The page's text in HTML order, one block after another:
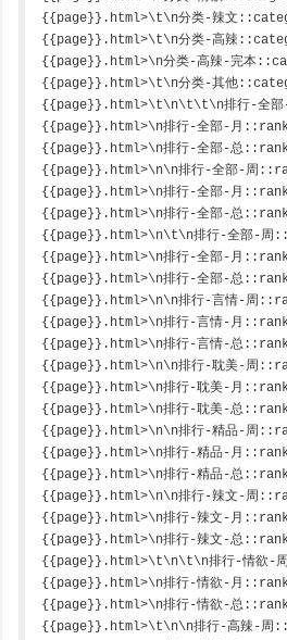
{{page}}.html>\t\n分类-辣文
{{page}}.html>\t\n分类-高辣
{{page}}.html>\n分类-高辣-完本
{{page}}.html>\t\n分类-其他
{{page}}.html>\t\n\t\t\n排行-全
{{page}}.html>\n排行-全部-月
{{page}}.html>\n排行-全部-总
{{page}}.html>\n\n排行-全部-周
{{page}}.html>\n排行-全部-月
{{page}}.html>\n排行-全部-总
{{page}}.html>\n\t\n排行-全部-
{{page}}.html>\n排行-全部-月
{{page}}.html>\n排行-全部-总
{{page}}.html>\n\n排行-言情-周
{{page}}.html>\n排行-言情-月
{{page}}.html>\n排行-言情-总
{{page}}.html>\n\n排行-耽美-周
{{page}}.html>\n排行-耽美-月
{{page}}.html>\n排行-耽美-总
{{page}}.html>\n\n排行-精品-周
{{page}}.html>\n排行-精品-月
{{page}}.html>\n排行-精品-总
{{page}}.html>\n\n排行-辣文-周
{{page}}.html>\n排行-辣文-月
{{page}}.html>\n排行-辣文-总
{{page}}.html>\t\n\t\n排行-情欲-
{{page}}.html>\n排行-情欲-月
{{page}}.html>\n排行-情欲-总
{{page}}.html>\t\n\n排行-高辣-